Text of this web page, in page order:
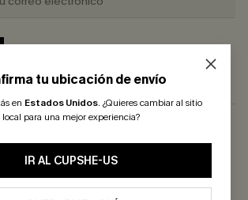
tu ubicación de envío
en Estados Unidos. ¿Quieres cambiar al sitio
local para una mejor experiencia?
IR AL CUPSHE-US
AYUDA
Contactarnos